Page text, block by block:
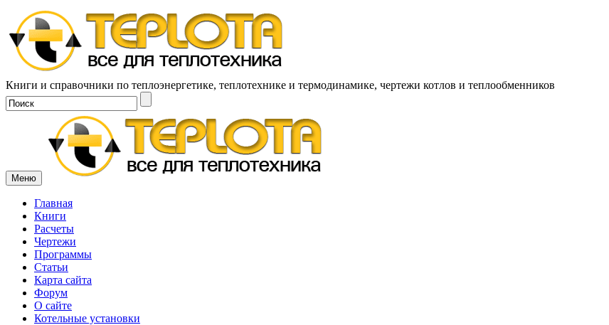
Книги и справочники по теплоэнергетике, теплотехнике и термодинамике, чертежи котлов и теплообменников
Меню
Главная
Книги
Расчеты
Чертежи
Программы
Статьи
Карта сайта
Форум
О сайте
Котельные установки